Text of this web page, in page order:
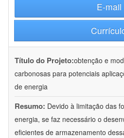
E-mail
Título do Projeto:obtenção e
carbonosas para potenciais
de energia
Resumo: Devido à limitação das
energia, se faz necessário o
eficientes de armazenamento